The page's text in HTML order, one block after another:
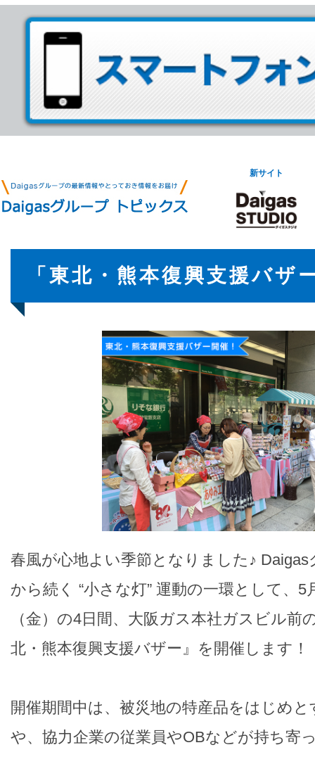
新サイト
「東北・熊本復興支援バザ
春風が心地よい季節となりました♪ Daigas
から続く “小さな灯” 運動の一環として、5
（金）の4日間、大阪ガス本社ガスビル前
北・熊本復興支援バザー』を開催します！
開催期間中は、被災地の特産品をはじめ
や、協力企業の従業員やOBなどが持ち寄